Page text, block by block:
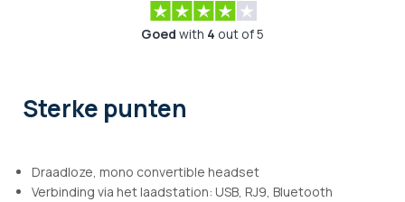
Goed with 4 out of 5
Sterke punten
Draadloze, mono convertible headset
Verbinding via het laadstation: USB, RJ9, Bluetooth